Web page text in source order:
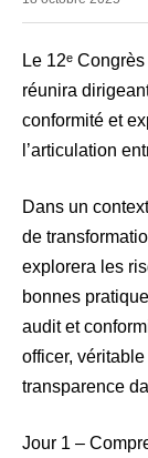
Le 12ᵉ
réunira
conformité et
l’articulation
Dans un
de
explorera les
bonnes
audit et
officer,
transparence
Jour 1 –